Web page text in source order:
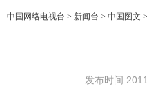
中国网络电视台 > 新闻台 > 中国图文 >
发布时间